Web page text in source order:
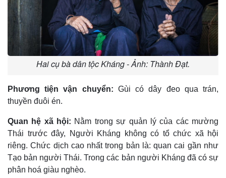
Hai cụ bà dân tộc Kháng - Ảnh: Thành Đạt.
Phương tiện vận chuyển: Gùi có dây đeo qua trán,
thuyền đuôi én.
Quan hệ xã hội: Nằm trong sự quản lý của các mường
Thái trước đây, Người Kháng không có tổ chức xã hội
riêng. Chức dịch cao nhất trong bản là: quan cai gần như
Tạo bản người Thái. Trong các bản người Kháng đã có sự
phân hoá giàu nghèo.